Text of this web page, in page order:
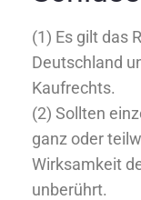
(1) Es gilt das
Deutschland
Kaufrechts.
(2) Sollten
ganz oder
Wirksamkeit
unberührt.